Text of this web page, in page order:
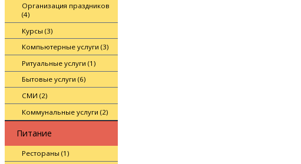
Организация праздников
(4)
Курсы (3)
Компьютерные услуги (3)
Ритуальные услуги (1)
Бытовые услуги (6)
СМИ (2)
Коммунальные услуги (2)
Питание
Рестораны (1)